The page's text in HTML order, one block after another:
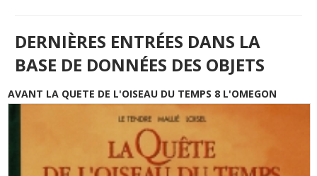
DERNIÈRES ENTRÉES DANS LA
BASE DE DONNÉES DES OBJETS
AVANT LA QUETE DE L'OISEAU DU TEMPS 8 L'OMEGON